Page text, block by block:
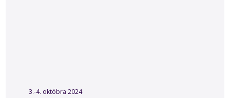
3.-4. októbra 2024